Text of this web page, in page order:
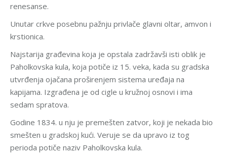
renesanse.
Unutar crkve posebnu pažnju privlače glavni oltar, amvon i
krstionica.
Najstarija građevina koja je opstala zadržavši isti oblik je
Paholkovska kula, koja potiče iz 15. veka, kada su gradska
utvrđenja ojačana proširenjem sistema uređaja na
kapijama. Izgrađena je od cigle u kružnoj osnovi i ima
sedam spratova.
Godine 1834. u nju je premešten zatvor, koji je nekada bio
smešten u gradskoj kući. Veruje se da upravo iz tog
perioda potiče naziv Paholkovska kula.